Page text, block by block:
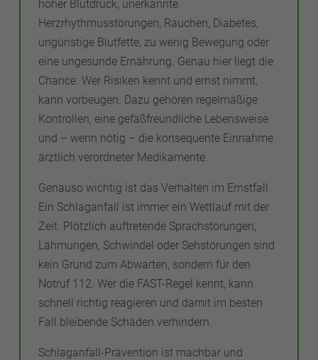
hoher Blutdruck, unerkannte
Herzrhythmusstörungen, Rauchen, Diabetes,
ungünstige Blutfette, zu wenig Bewegung oder
eine ungesunde Ernährung. Genau hier liegt die
Chance. Wer Risiken kennt und ernst nimmt,
kann vorbeugen. Dazu gehören regelmäßige
Kontrollen, eine gefäßfreundliche Lebensweise
und – wenn nötig – die konsequente Einnahme
ärztlich verordneter Medikamente.
Genauso wichtig ist das Verhalten im Ernstfall.
Ein Schlaganfall ist immer ein Wettlauf mit der
Zeit. Plötzlich auftretende Sprachstörungen,
Lähmungen, Schwindel oder Sehstörungen sind
kein Grund zum Abwarten, sondern für den
Notruf 112. Wer die FAST-Regel kennt, kann
schnell richtig reagieren und damit im besten
Fall bleibende Schäden verhindern.
Schlaganfall-Prävention ist machbar und